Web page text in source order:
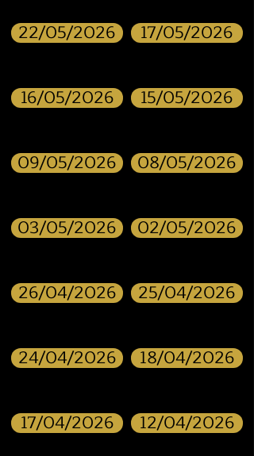
22/05/2026
16/05/2026
09/05/2026
03/05/2026
26/04/2026
24/04/2026
17/04/2026
17/05/2026
15/05/2026
08/05/2026
02/05/2026
25/04/2026
18/04/2026
12/04/2026